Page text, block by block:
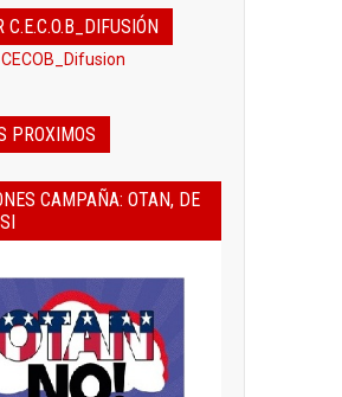
PROXIMOS
CAMPAÑA: OTAN, DE